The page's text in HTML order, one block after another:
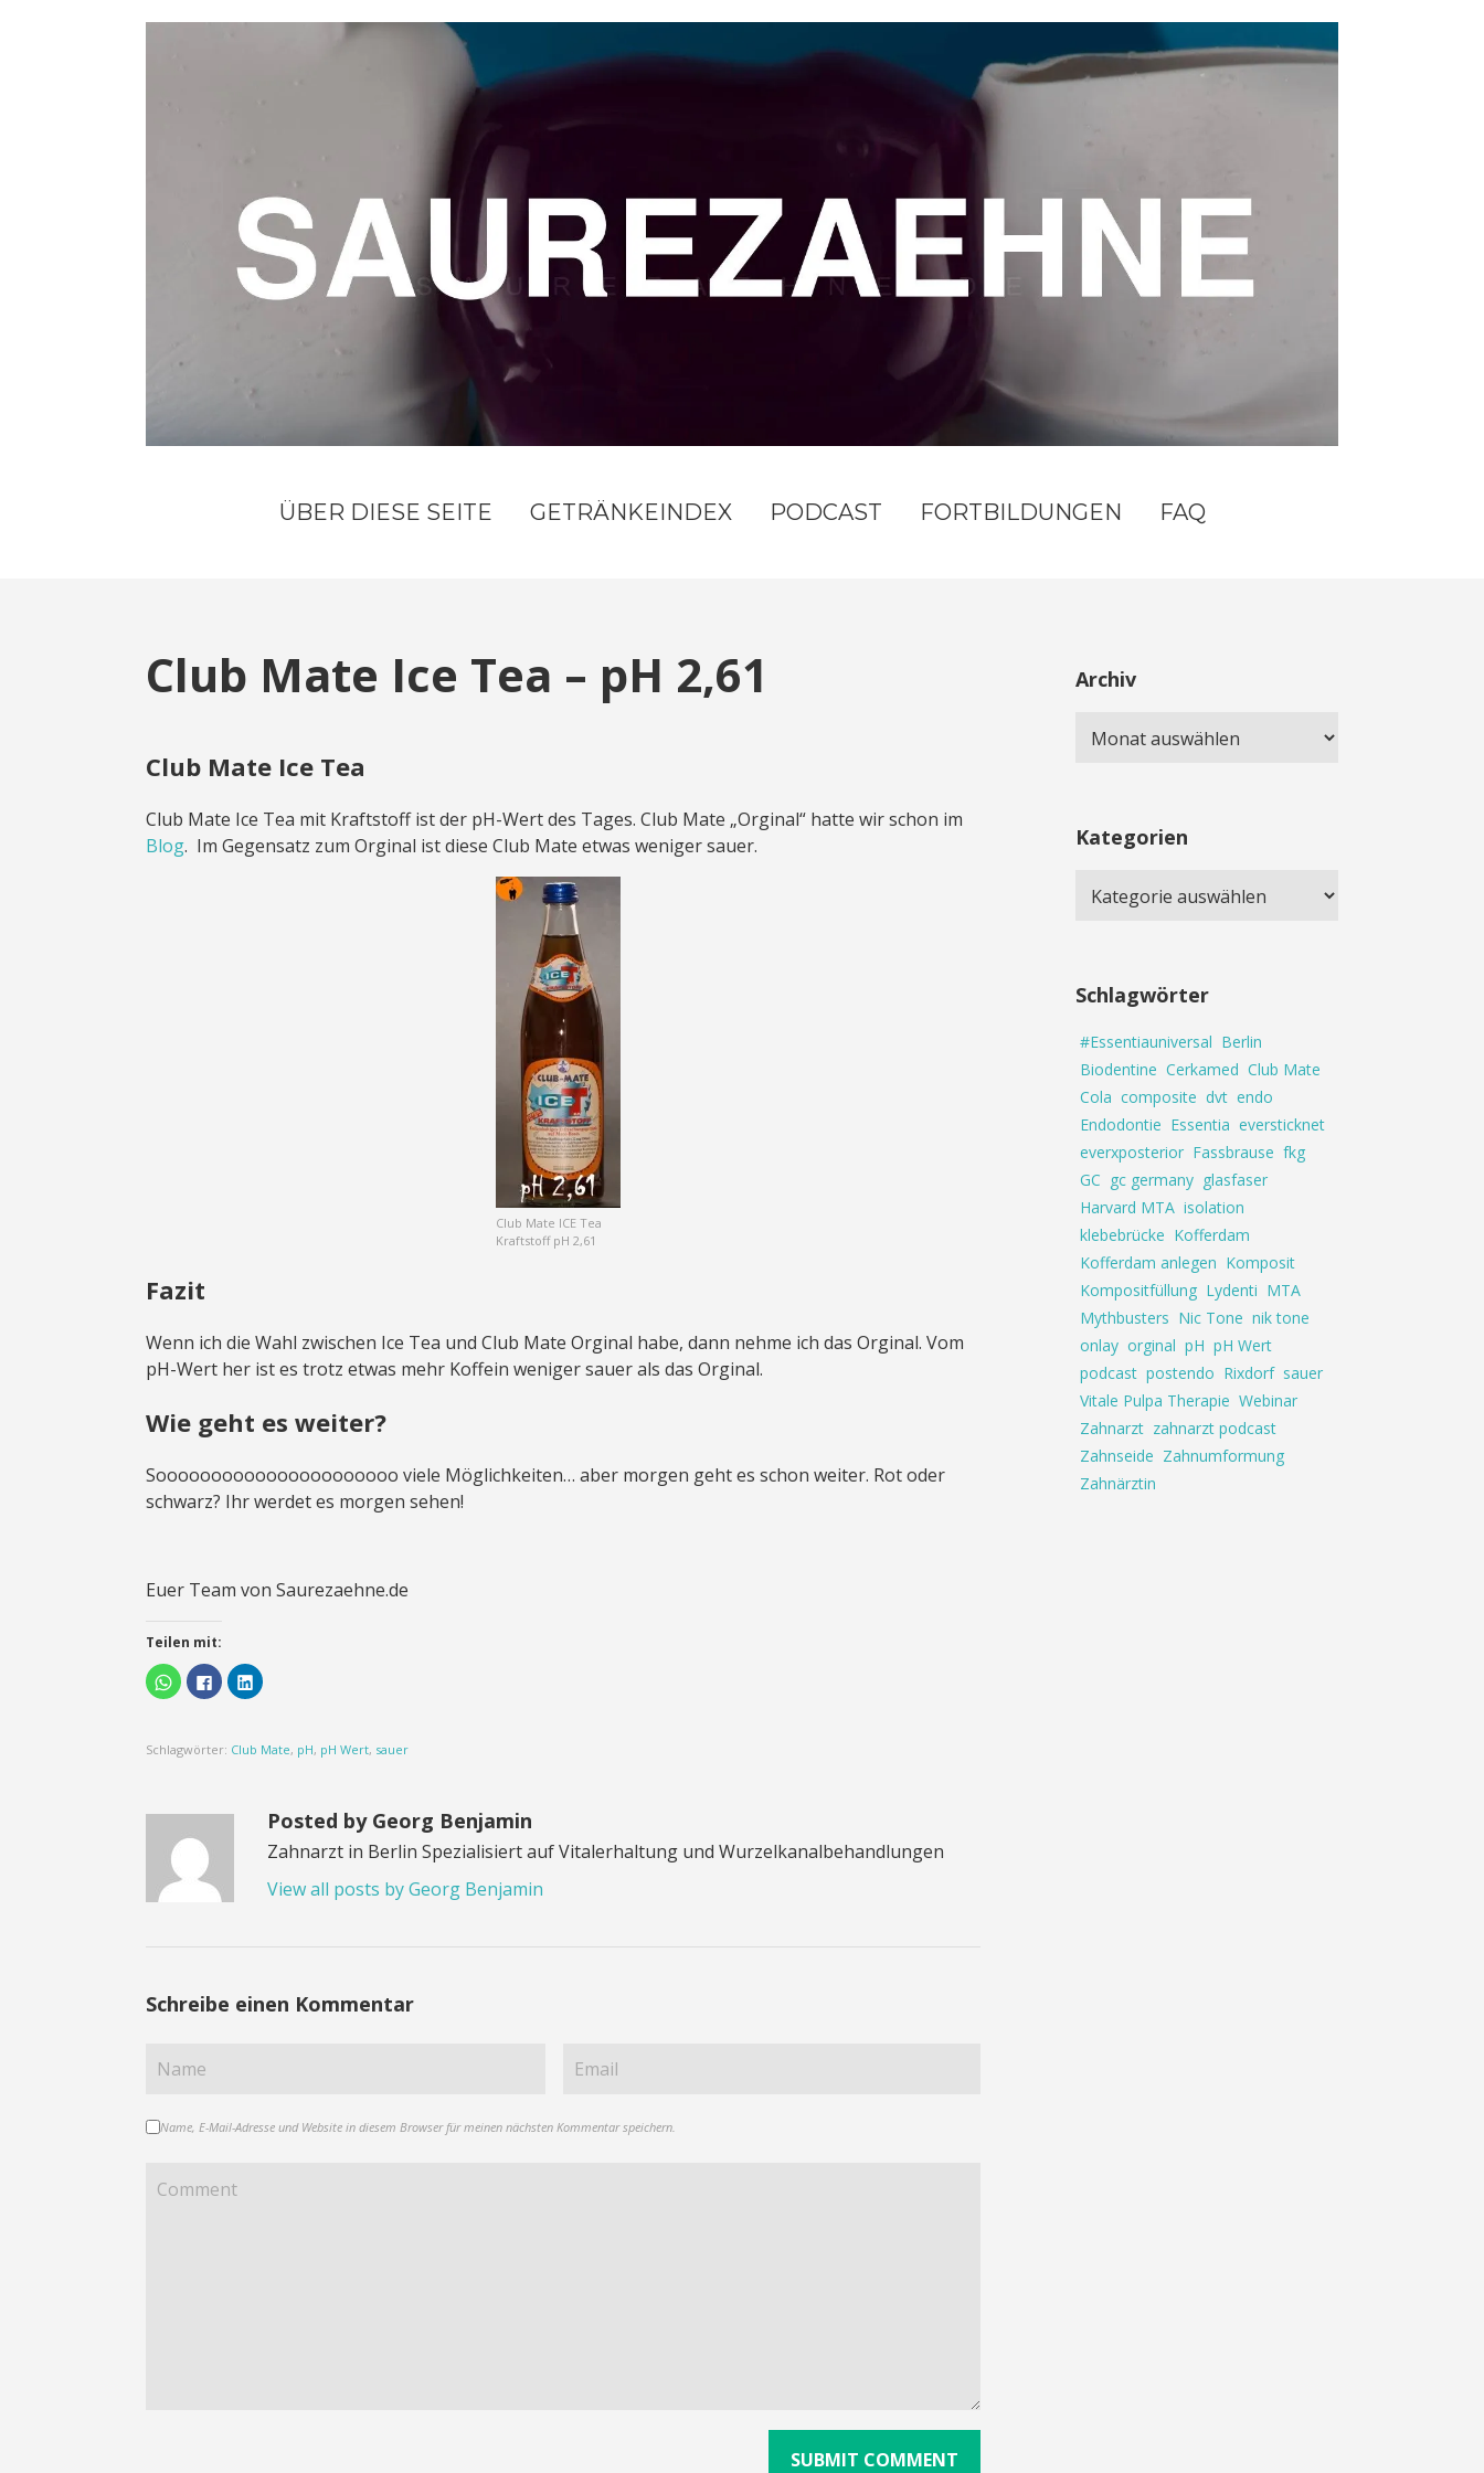
ÜBER DIESE SEITE GETRÄNKEINDEX PODCAST FORTBILDUNGEN FAQ
Club Mate Ice Tea – pH 2,61
Club Mate Ice Tea
Club Mate Ice Tea mit Kraftstoff ist der pH-Wert des Tages. Club Mate „Orginal“ hatte wir schon im
Blog. Im Gegensatz zum Orginal ist diese Club Mate etwas weniger sauer.
Club Mate ICE Tea
Kraftstoff pH 2,61
Fazit
Wenn ich die Wahl zwischen Ice Tea und Club Mate Orginal habe, dann nehme ich das Orginal. Vom
pH-Wert her ist es trotz etwas mehr Koffein weniger sauer als das Orginal.
Wie geht es weiter?
Soooooooooooooooooooooo viele Möglichkeiten… aber morgen geht es schon weiter. Rot oder
schwarz? Ihr werdet es morgen sehen!
Euer Team von Saurezaehne.de
Teilen mit:
Klicken,
um
teilen
(Wird
geöffnet)
Klick,
um
teilen
(Wird
geöffnet)
Klick,
um
teilen
(Wird
geöffnet)
Schlagwörter: Club Mate, pH, pH Wert, sauer
Posted by Georg Benjamin
Zahnarzt in Berlin Spezialisiert auf Vitalerhaltung und Wurzelkanalbehandlungen
View all posts by Georg Benjamin
Schreibe einen Kommentar
Name, E-Mail-Adresse und Website in diesem Browser für meinen nächsten Kommentar speichern.
Archiv
Kategorien
Schlagwörter
#Essentiauniversal Berlin
Biodentine Cerkamed Club Mate
Cola composite dvt endo
Endodontie Essentia eversticknet
everxposterior Fassbrause fkg
GC gc germany glasfaser
Harvard MTA isolation
klebebrücke Kofferdam
Kofferdam anlegen Komposit
Kompositfüllung Lydenti MTA
Mythbusters Nic Tone nik tone
onlay orginal pH pH Wert
podcast postendo Rixdorf sauer
Vitale Pulpa Therapie Webinar
Zahnarzt zahnarzt podcast
Zahnseide Zahnumformung
Zahnärztin